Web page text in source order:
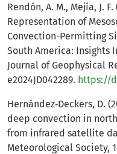
Rendón, A. M., Mejía, J.
Representation of
Convection-Permitting
South America: Insights
Journal of Geophysical
e2024JD042289. https://
Hernández‐Deckers, D.
deep convection in
from infrared satellite
Meteorological Society,